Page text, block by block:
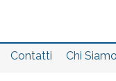
Contatti Chi Siamo